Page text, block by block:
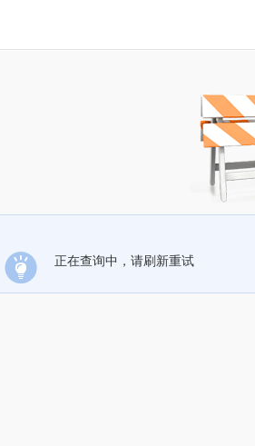
正在查询中，请刷新重试